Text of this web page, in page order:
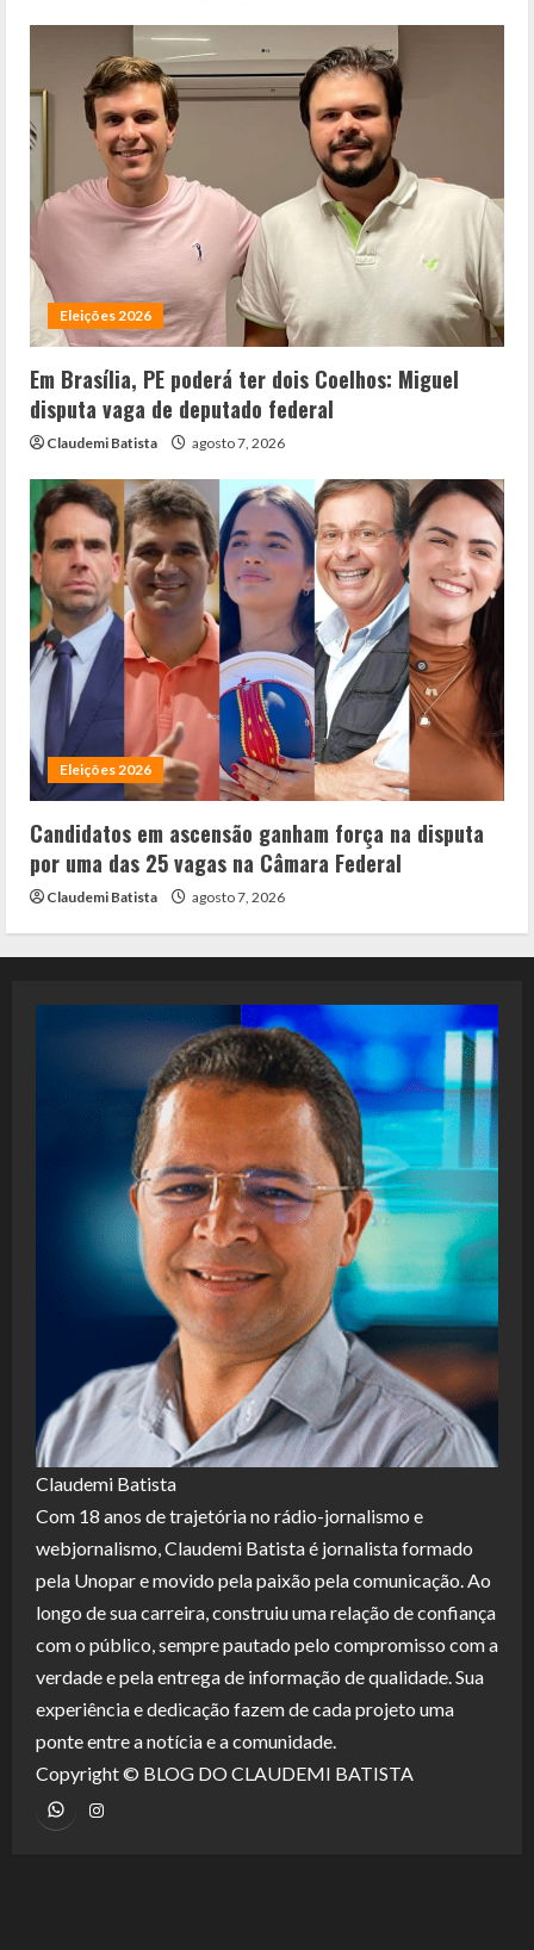
Eleições 2026
Em Brasília, PE poderá ter dois Coelhos: Miguel
disputa vaga de deputado federal
Claudemi Batista agosto 7, 2026
Eleições 2026
Candidatos em ascensão ganham força na disputa
por uma das 25 vagas na Câmara Federal
Claudemi Batista agosto 7, 2026
Claudemi Batista
Com 18 anos de trajetória no rádio-jornalismo e
webjornalismo, Claudemi Batista é jornalista formado
pela Unopar e movido pela paixão pela comunicação. Ao
longo de sua carreira, construiu uma relação de confiança
com o público, sempre pautado pelo compromisso com a
verdade e pela entrega de informação de qualidade. Sua
experiência e dedicação fazem de cada projeto uma
ponte entre a notícia e a comunidade.
Copyright © BLOG DO CLAUDEMI BATISTA
WhatsApp Instagram